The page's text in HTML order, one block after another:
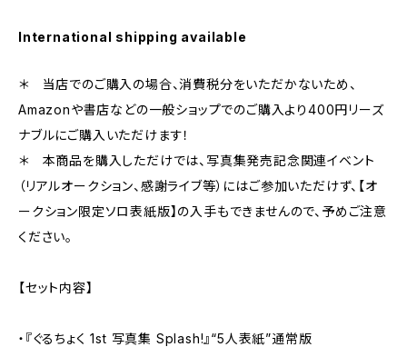
International shipping available
＊ 当店でのご購入の場合、消費税分をいただかないため、
Amazonや書店などの一般ショップでのご購入より400円リーズ
ナブルにご購入いただけます！
＊ 本商品を購入しただけでは、写真集発売記念関連イベント
（リアルオークション、感謝ライブ等）にはご参加いただけず、【オ
ークション限定ソロ表紙版】の入手もできませんので、予めご注意
ください。
【セット内容】
・『ぐるちょく 1st 写真集 Splash!』“5人表紙”通常版